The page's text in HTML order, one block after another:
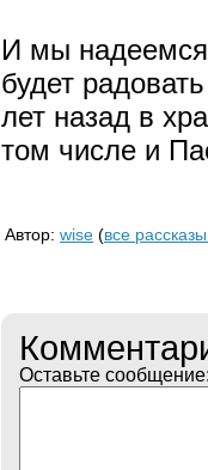
И мы
будет
лет назад в
том числе и
Автор: wise (все
Оставьте